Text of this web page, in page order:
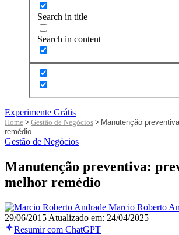
Search in title
Search in content
Experimente Grátis
Home > Gestão de Negócios > Manutenção
remédio
Gestão de Negócios
Manutenção preventiva:
melhor remédio
Marcio Roberto
29/06/2015 Atualizado em: 24/04/2025
Resumir com ChatGPT